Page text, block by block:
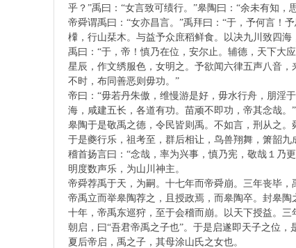
乎？”禹曰：“女言致可绩行。”皋陶曰：“余未有知，
帝舜谓禹曰：“女亦昌言。”禹拜曰：“于，予何言！
檋，行山栞木。与益予众庶稻鲜食。以决九川致四
禹曰：“于，帝！慎乃在位，安尔止。辅德，天下大
星辰，作文绣服色，女明之。予欲闻六律五声八音
不时，布同善恶则毋功。”
帝曰：“毋若丹朱傲，维慢游是好，毋水行舟，朋淫
海，咸建五长，各道有功。苗顽不即功，帝其念哉。
皋陶于是敬禹之德，令民皆则禹。不如言，刑从之。
于是夔行乐，祖考至，群后相让，鸟兽翔舞，箫韶
稽首扬言曰：“念哉，率为兴事，慎乃宪，敬哉１乃
明度数声乐，为山川神主。
帝舜荐禹于天，为嗣。十七年而帝舜崩。三年丧毕
帝禹立而举皋陶荐之，且授政焉，而皋陶卒。封皋陶
十年，帝禹东巡狩，至于会稽而崩。以天下授益。
朝启，曰“吾君帝禹之子也”。于是启遂即天子之位，
夏后帝启，禹之子，其母涂山氏之女也。